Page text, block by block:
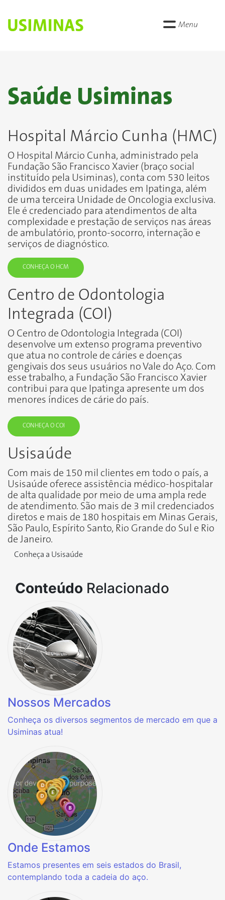
Menu
Saúde Usiminas
Hospital Márcio Cunha (HMC)
O Hospital Márcio Cunha, administrado pela
Fundação São Francisco Xavier (braço social
instituído pela Usiminas), conta com 530 leitos
divididos em duas unidades em Ipatinga, além
de uma terceira Unidade de Oncologia exclusiva.
Ele é credenciado para atendimentos de alta
complexidade e prestação de serviços nas áreas
de ambulatório, pronto-socorro, internação e
serviços de diagnóstico.
CONHEÇA O HCM
Centro de Odontologia
Integrada (COI)
O Centro de Odontologia Integrada (COI)
desenvolve um extenso programa preventivo
que atua no controle de cáries e doenças
gengivais dos seus usuários no Vale do Aço. Com
esse trabalho, a Fundação São Francisco Xavier
contribui para que Ipatinga apresente um dos
menores índices de cárie do país.
CONHEÇA O COI
Usisaúde
Com mais de 150 mil clientes em todo o país, a
Usisaúde oferece assistência médico-hospitalar
de alta qualidade por meio de uma ampla rede
de atendimento. São mais de 3 mil credenciados
diretos e mais de 180 hospitais em Minas Gerais,
São Paulo, Espírito Santo, Rio Grande do Sul e Rio
de Janeiro.
Conheça a Usisaúde
Conteúdo Relacionado
Nossos Mercados
Conheça os diversos segmentos de mercado em que a
Usiminas atua!
Onde Estamos
Estamos presentes em seis estados do Brasil,
contemplando toda a cadeia do aço.